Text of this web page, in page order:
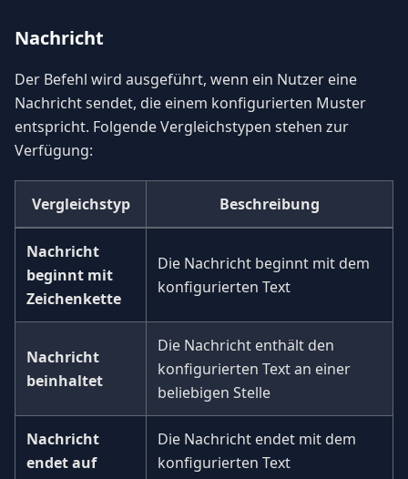
Nachricht
Der Befehl wird ausgeführt, wenn ein Nutzer eine
Nachricht sendet, die einem konfigurierten Muster
entspricht. Folgende Vergleichstypen stehen zur
Verfügung:
Vergleichstyp Beschreibung
Nachricht
beginnt mit
Zeichenkette
Die Nachricht beginnt mit dem
konfigurierten Text
Nachricht
beinhaltet
Die Nachricht enthält den
konfigurierten Text an einer
beliebigen Stelle
Nachricht
endet auf
Die Nachricht endet mit dem
konfigurierten Text